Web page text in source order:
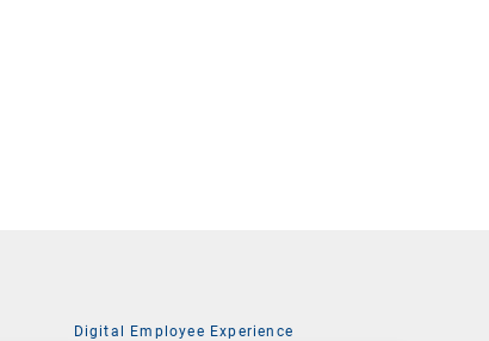
Digital Employee Experience